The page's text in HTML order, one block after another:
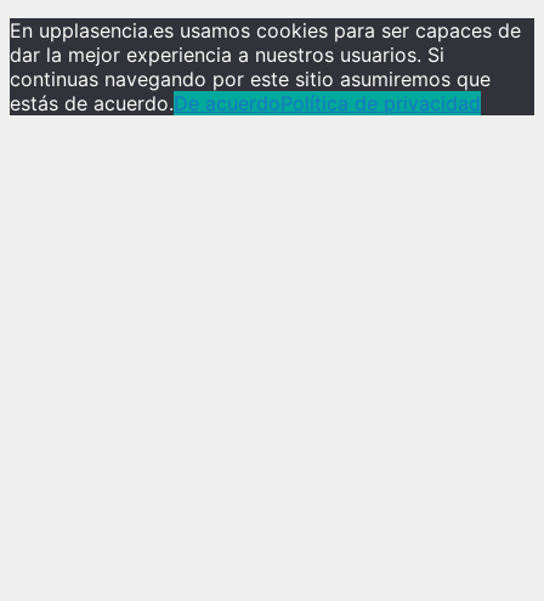
En upplasencia.es usamos cookies para ser capaces de
dar la mejor experiencia a nuestros usuarios. Si
continuas navegando por este sitio asumiremos que
estás de acuerdo.De acuerdoPolítica de privacidad